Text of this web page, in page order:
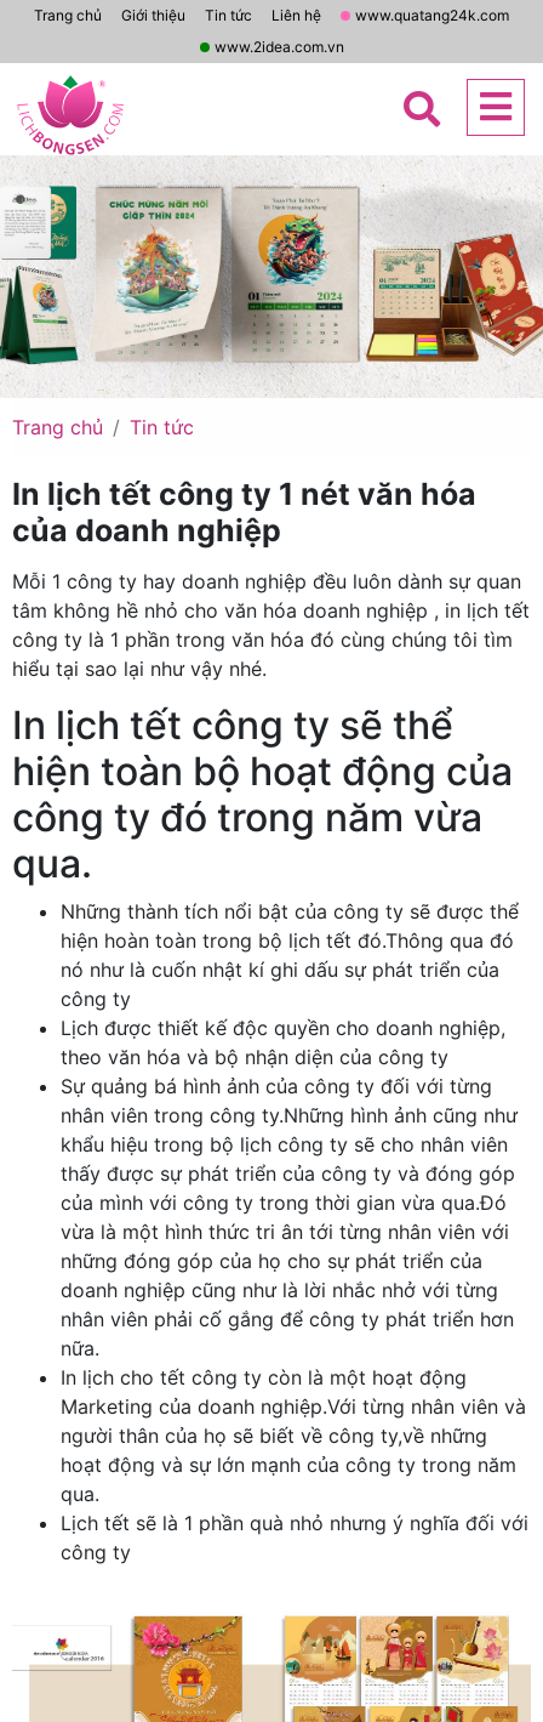
Trang chủ Giới thiệu Tin tức Liên hệ
www.quatang24k.com
www.2idea.com.vn
Trang chủ Tin tức
In lịch tết công ty 1 nét văn hóa
của doanh nghiệp
Mỗi 1 công ty hay doanh nghiệp đều luôn dành sự quan
tâm không hề nhỏ cho văn hóa doanh nghiệp , in lịch tết
công ty là 1 phần trong văn hóa đó cùng chúng tôi tìm
hiểu tại sao lại như vậy nhé.
In lịch tết công ty sẽ thể
hiện toàn bộ hoạt động của
công ty đó trong năm vừa
qua.
Những thành tích nổi bật của công ty sẽ được thể
hiện hoàn toàn trong bộ lịch tết đó.Thông qua đó
nó như là cuốn nhật kí ghi dấu sự phát triển của
công ty
Lịch được thiết kế độc quyền cho doanh nghiệp,
theo văn hóa và bộ nhận diện của công ty
Sự quảng bá hình ảnh của công ty đối với từng
nhân viên trong công ty.Những hình ảnh cũng như
khẩu hiệu trong bộ lịch công ty sẽ cho nhân viên
thấy được sự phát triển của công ty và đóng góp
của mình với công ty trong thời gian vừa qua.Đó
vừa là một hình thức tri ân tới từng nhân viên với
những đóng góp của họ cho sự phát triển của
doanh nghiệp cũng như là lời nhắc nhở với từng
nhân viên phải cố gắng để công ty phát triển hơn
nữa.
In lịch cho tết công ty còn là một hoạt động
Marketing của doanh nghiệp.Với từng nhân viên và
người thân của họ sẽ biết về công ty,về những
hoạt động và sự lớn mạnh của công ty trong năm
qua.
Lịch tết sẽ là 1 phần quà nhỏ nhưng ý nghĩa đối với
công ty